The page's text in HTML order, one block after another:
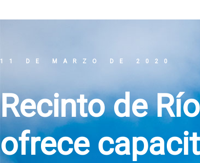
11 DE MARZO DE 2020
Recinto de
ofrece